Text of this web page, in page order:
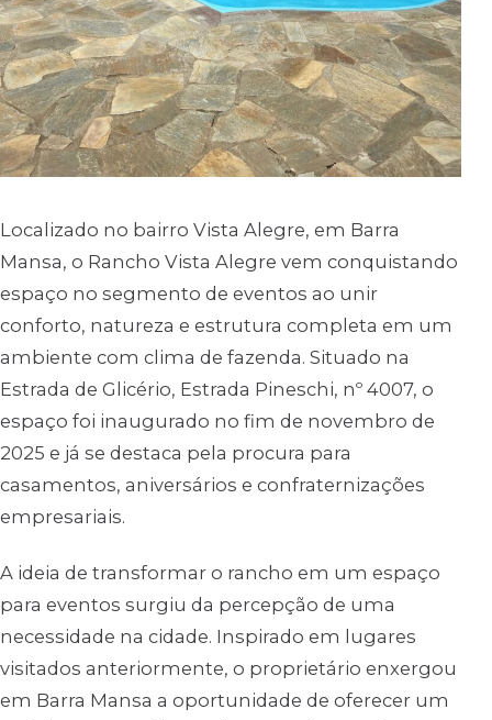
Localizado no bairro Vista Alegre, em Barra
Mansa, o Rancho Vista Alegre vem conquistando
espaço no segmento de eventos ao unir
conforto, natureza e estrutura completa em um
ambiente com clima de fazenda. Situado na
Estrada de Glicério, Estrada Pineschi, nº 4007, o
espaço foi inaugurado no fim de novembro de
2025 e já se destaca pela procura para
casamentos, aniversários e confraternizações
empresariais.
A ideia de transformar o rancho em um espaço
para eventos surgiu da percepção de uma
necessidade na cidade. Inspirado em lugares
visitados anteriormente, o proprietário enxergou
em Barra Mansa a oportunidade de oferecer um